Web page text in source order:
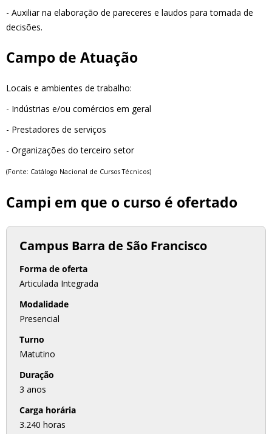
- Auxiliar na elaboração de pareceres e laudos para tomada de
decisões.
Campo de Atuação
Locais e ambientes de trabalho:
- Indústrias e/ou comércios em geral
- Prestadores de serviços
- Organizações do terceiro setor
(Fonte: Catálogo Nacional de Cursos Técnicos)
Campi em que o curso é ofertado
Campus Barra de São Francisco
Forma de oferta
Articulada Integrada
Modalidade
Presencial
Turno
Matutino
Duração
3 anos
Carga horária
3.240 horas